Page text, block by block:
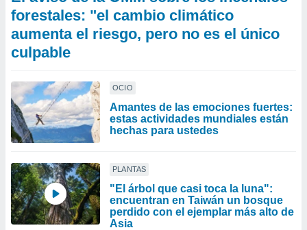
forestales: "el cambio climático
aumenta el riesgo, pero no es el único
culpable
OCIO
Amantes de las emociones fuertes:
estas actividades mundiales están
hechas para ustedes
PLANTAS
"El árbol que casi toca la luna":
encuentran en Taiwán un bosque
perdido con el ejemplar más alto de
Asia